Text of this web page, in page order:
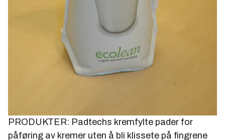
PRODUKTER: Padtechs kremfylte pader for
påføring av kremer uten å bli klissete på fingrene